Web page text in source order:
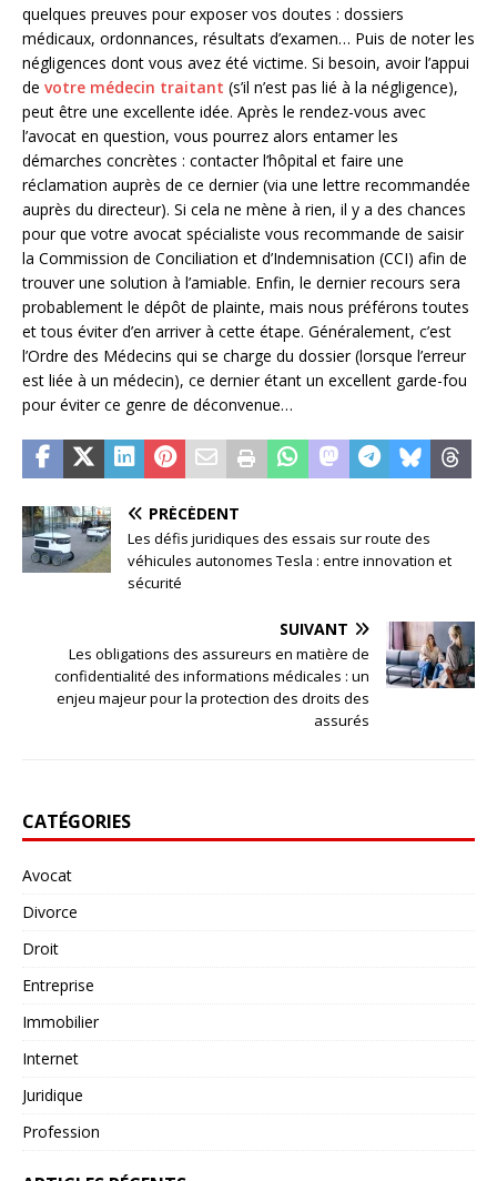
quelques preuves pour exposer vos doutes : dossiers
médicaux, ordonnances, résultats d’examen… Puis de noter les
négligences dont vous avez été victime. Si besoin, avoir l’appui
de votre médecin traitant (s’il n’est pas lié à la négligence),
peut être une excellente idée. Après le rendez-vous avec
l’avocat en question, vous pourrez alors entamer les
démarches concrètes : contacter l’hôpital et faire une
réclamation auprès de ce dernier (via une lettre recommandée
auprès du directeur). Si cela ne mène à rien, il y a des chances
pour que votre avocat spécialiste vous recommande de saisir
la Commission de Conciliation et d’Indemnisation (CCI) afin de
trouver une solution à l’amiable. Enfin, le dernier recours sera
probablement le dépôt de plainte, mais nous préférons toutes
et tous éviter d’en arriver à cette étape. Généralement, c’est
l’Ordre des Médecins qui se charge du dossier (lorsque l’erreur
est liée à un médecin), ce dernier étant un excellent garde-fou
pour éviter ce genre de déconvenue…
PRÉCÉDENT
Les défis juridiques des essais sur route des
véhicules autonomes Tesla : entre innovation et
sécurité
SUIVANT
Les obligations des assureurs en matière de
confidentialité des informations médicales : un
enjeu majeur pour la protection des droits des
assurés
CATÉGORIES
Avocat
Divorce
Droit
Entreprise
Immobilier
Internet
Juridique
Profession